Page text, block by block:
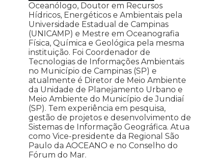
Oceanólogo, Doutor em Recursos
Hídricos, Energéticos e Ambientais pela
Universidade Estadual de Campinas
(UNICAMP) e Mestre em Oceanografia
Física, Química e Geológica pela mesma
instituição. Foi Coordenador de
Tecnologias de Informações Ambientais
no Município de Campinas (SP) e
atualmente é Diretor de Meio Ambiente
da Unidade de Planejamento Urbano e
Meio Ambiente do Município de Jundiaí
(SP). Tem experiência em pesquisa,
gestão de projetos e desenvolvimento de
Sistemas de Informação Geográfica. Atua
como Vice-presidente da Regional São
Paulo da AOCEANO e no Conselho do
Fórum do Mar.